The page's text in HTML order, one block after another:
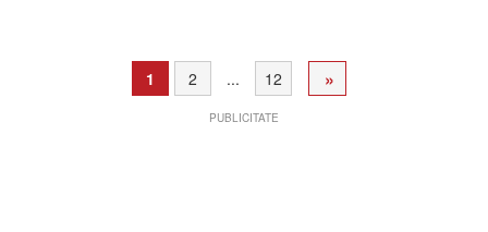
1 2 ... 12 »
PUBLICITATE